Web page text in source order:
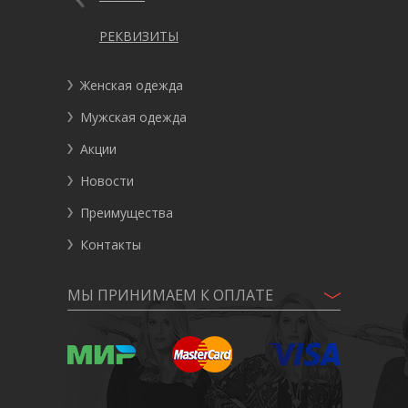
РЕКВИЗИТЫ
Женская одежда
Мужская одежда
Акции
Новости
Преимущества
Контакты
МЫ ПРИНИМАЕМ К ОПЛАТЕ